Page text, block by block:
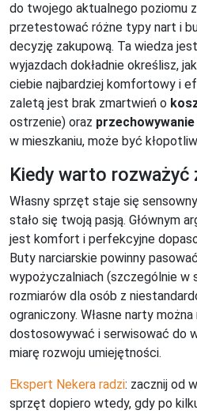
do twojego aktualnego poziomu
przetestować różne typy nart i
decyzję zakupową. Ta wiedza
wyjazdach dokładnie określisz,
ciebie najbardziej komfortowy i
zaletą jest brak zmartwień o
ostrzenie) oraz przechowywanie
w mieszkaniu, może być
Kiedy warto rozważyć
Własny sprzęt staje się
stało się twoją pasją. Głównym
jest komfort i perfekcyjne
Buty narciarskie powinny
wypożyczalniach (szczególnie w
rozmiarów dla osób z
ograniczony. Własne narty
dostosowywać i serwisować do
miarę rozwoju umiejętności.
Ekspert Nekera radzi: zacznij od
sprzęt dopiero wtedy, gdy po